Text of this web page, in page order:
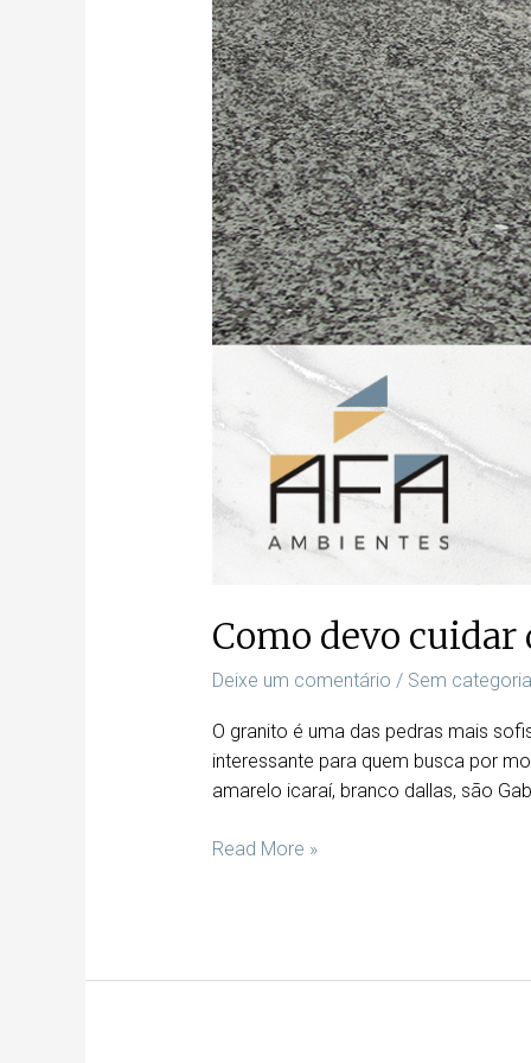
Como devo
Deixe um comentário / Sem categoria
O granito é uma das pedras mais
interessante para quem busca por
amarelo icaraí, branco dallas, são
Read More »